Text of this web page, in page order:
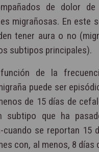
de dolor
migrañosas. En este
tener aura o no
subtipos principales).
de la
puede ser
de 15 días de
subtipo que ha
cuando se reportan 15
con, al menos, 8 días